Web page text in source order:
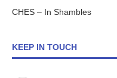
CHES – In Shambles
KEEP IN TOUCH